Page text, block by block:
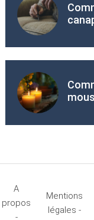
A
propos
-
Mentions
légales -